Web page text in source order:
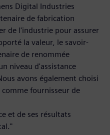
Digital Industries
de fabrication
de l'industrie pour assurer
la valeur, le savoir-
de renommée
niveau d'assistance
avons également choisi
fournisseur de
et de ses résultats